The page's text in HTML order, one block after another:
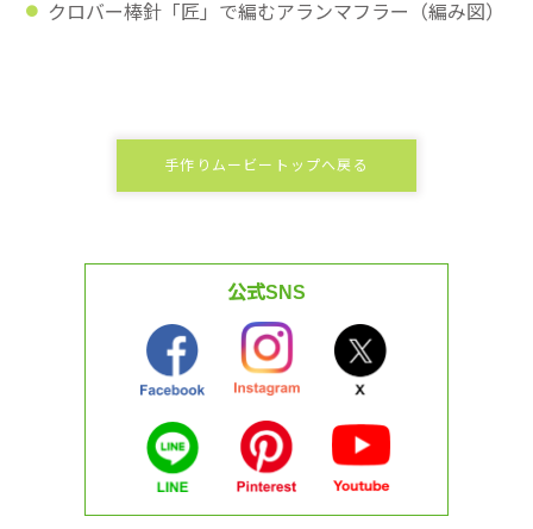
クロバー棒針「匠」で編むアランマフラー（編み図）
手作りムービートップへ戻る
公式SNS